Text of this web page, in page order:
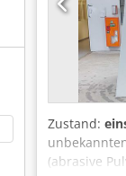
Zustand:
(abrasive